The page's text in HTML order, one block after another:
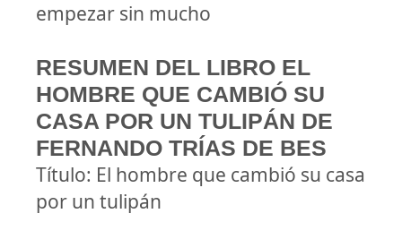
empezar sin mucho
RESUMEN DEL LIBRO EL
HOMBRE QUE CAMBIÓ SU
CASA POR UN TULIPÁN DE
FERNANDO TRÍAS DE BES
Título: El hombre que cambió su casa
por un tulipán